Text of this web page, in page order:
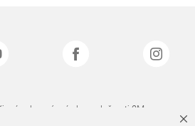
sú ochranné známky spoločnosti 3M.